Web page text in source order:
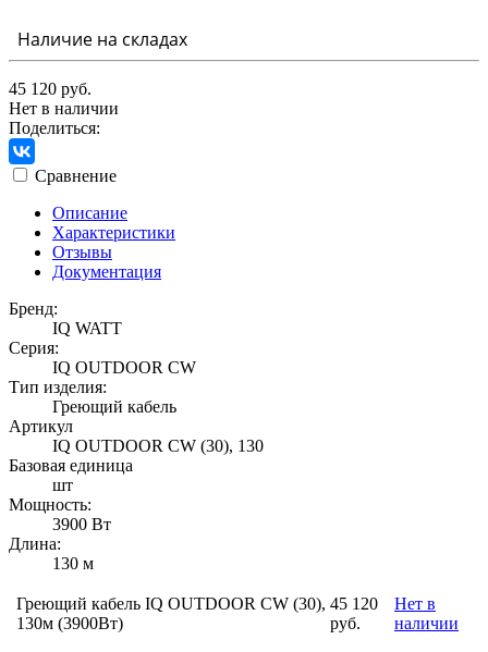
Наличие на складах
45 120 руб.
Нет в наличии
Поделиться:
Сравнение
Описание
Характеристики
Отзывы
Документация
Бренд:
IQ WATT
Серия:
IQ OUTDOOR CW
Тип изделия:
Греющий кабель
Артикул
IQ OUTDOOR CW (30), 130
Базовая единица
шт
Мощность:
3900 Вт
Длина:
130 м
Греющий кабель IQ OUTDOOR CW (30),
130м (3900Вт)
45 120
руб.
Нет в
наличии